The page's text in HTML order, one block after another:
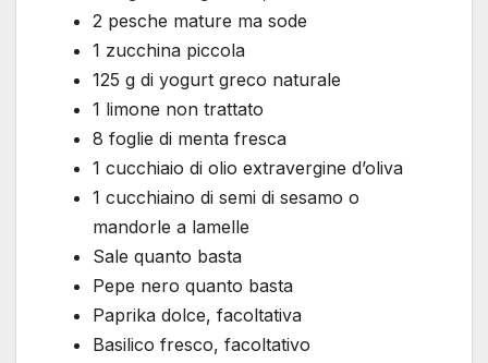
2 pesche mature ma sode
1 zucchina piccola
125 g di yogurt greco naturale
1 limone non trattato
8 foglie di menta fresca
1 cucchiaio di olio extravergine d’oliva
1 cucchiaino di semi di sesamo o
mandorle a lamelle
Sale quanto basta
Pepe nero quanto basta
Paprika dolce, facoltativa
Basilico fresco, facoltativo